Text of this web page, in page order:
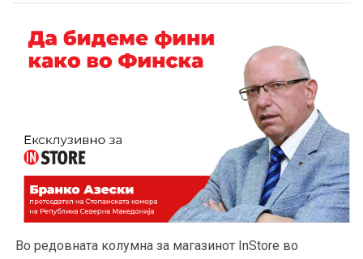
Во редовната колумна за магазинот InStore во